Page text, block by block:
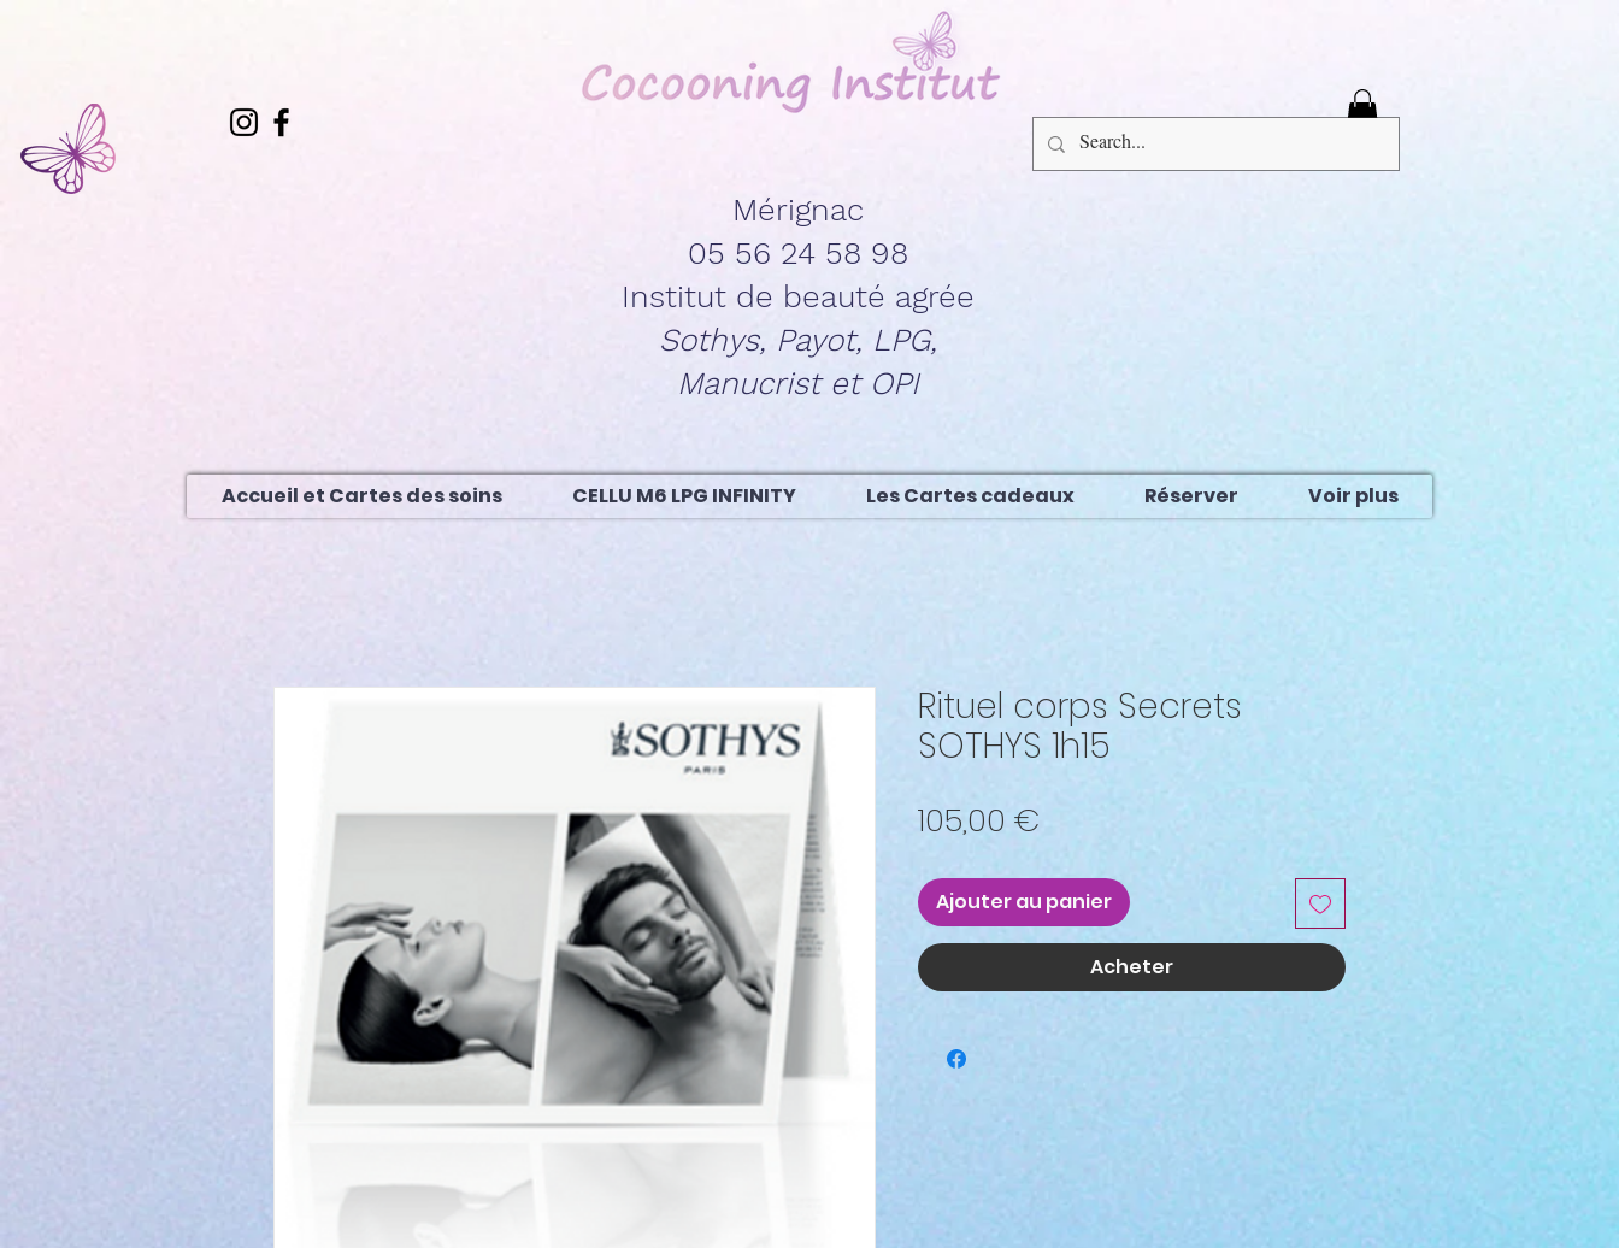
Mérignac
05 56 24 58 98
Institut de beauté agrée
Sothys, Payot, LPG,
Manucrist et OPI
Accueil et Cartes des soins CELLU M6 LPG INFINITY Les Cartes cadeaux Réserver Voir plus
Rituel corps Secrets
SOTHYS 1h15
105,00 €
Ajouter au panier
Acheter